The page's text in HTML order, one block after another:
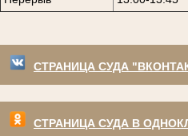
СТРАНИЦА СУДА
СТРАНИЦА СУДА В